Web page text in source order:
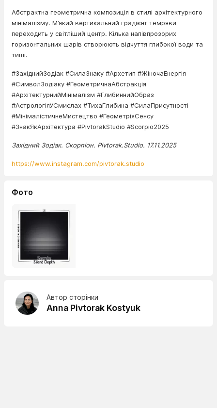
Абстрактна геометрична композиція в стилі архітектурного
мінімалізму. М’який вертикальний градієнт темряви
переходить у світліший центр. Кілька напівпрозорих
горизонтальних шарів створюють відчуття глибокої води та
тиші.
#ЗахіднийЗодіак #СилаЗнаку #Архетип #ЖіночаЕнергія
#СимволЗодіаку #ГеометричнаАбстракція
#АрхітектурнийМінімалізм #ГлибиннийОбраз
#АстрологіяУСмислах #ТихаГлибина #СилаПрисутності
#МінімалістичнеМистецтво #ГеометріяСенсу
#ЗнакЯкАрхітектура #PivtorakStudio #Scorpio2025
Західний Зодіак. Скорпіон. Pivtorak.Studio. 17.11.2025
https://www.instagram.com/pivtorak.studio
Фото
Автор сторінки
Anna Pivtorak Kostyuk